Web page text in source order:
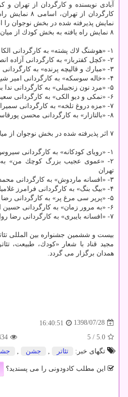
آبادی نویسنده و كارگردان از تهران و
نمایش پذیرفته شده در بخش نوجوان را
۸ نمایش راه یافته به بخش كودك از میان ۸۲ اثر ارسال شده:
۱- «هوشنگ لاك پشته» به كارگردانی الكا هدایت از تهران
۲- «كچل كفترباز» به كارگردانی آزاده انصاری از تهران
۳- «مبارك و قالیچه پرنده» به كارگردانی حامد زحمتكش از تهران
۴- «خاله سوسكه» به كارگردانی امیر شیخ جبلی از اصفهان
۵- «مرد نون زنجبیلی» به كارگردانی ندا بداغی از بندر دیر بوشهر
۶- «نمكی و دیو الكی» به كارگردانی سعید باغبانی از همدان
۷- «مزه دروغ تلخه» به كارگردانی سمیرا یزدان پژوه از تهران
۸- «بالتازار» به كارگردانی محسن پورقاسمی از همدان
۷ اثر پذیرفته شده در بخش نوجوان از میان ۵۱ اثر ارسال شده:
۱- «رویای كودكانه» به كارگردانی سیروس سپهری از تهران
۲- «عموی عجیب بزرگ كوچك من» به
تهران
۳- «افسانه ماردوش» به كارگردانی محمد جهانپا از مشهد
۴- «بیگ بنگ» به كارگردانی فرامرز غلامیان از شاهین شهر اصفهان
۵- «پرپر سی مرغ پر» به كارگردانی رضا عبدالعلی زاده از تهران
۶- «به مرور زمان» به كارگردانی حسین اسدی از جزیره خارك
۷- «افسانه بایبری» به كارگردانی رضا روان از همدان
بیست و ششمین جشنواره بین المللی
مجید قناد با شعار «كودك، طبیعت،
همدان برگزار می گردد.
1398/07/28
16:40:51
5.0
/ 5
تگهای خبر:
تئاتر جشن
این مطلب کادودونی را می پسندید؟